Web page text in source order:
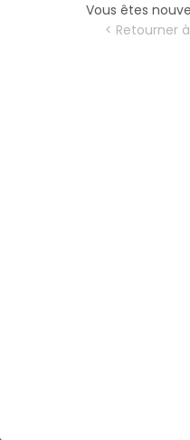
Vous êtes
< Retourner